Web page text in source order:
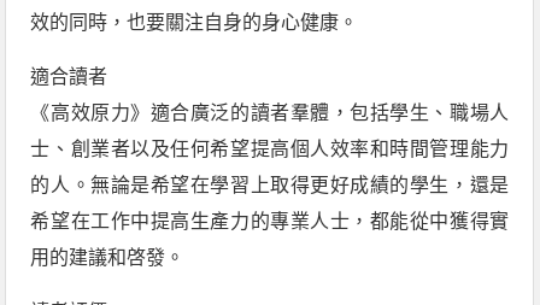
效的同時，也要關注自身的身心健康。
適合讀者
《高效原力》適合廣泛的讀者羣體，包括學生、職場人
士、創業者以及任何希望提高個人效率和時間管理能力
的人。無論是希望在學習上取得更好成績的學生，還是
希望在工作中提高生產力的專業人士，都能從中獲得實
用的建議和啓發。